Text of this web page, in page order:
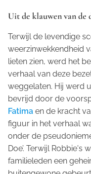
Uit de klauwen van de
Terwijl de levendige
weerzinwekkendheid
lieten zien, werd het
verhaal van deze
weggelaten. Hij werd
bevrijd door de
Fatima en de kracht
figuur in het verhaal
onder de
Doe’. Terwijl Robbie's
familieleden een